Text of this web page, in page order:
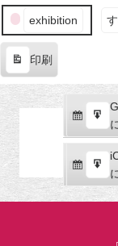
た
奇
跡！
伊
藤
冲
激
レ
な
ン
の
テ
リ
ー
exhibition
印刷
示
で
購
読
で
購
読
エ
ク
ス
ポ
エ
ク